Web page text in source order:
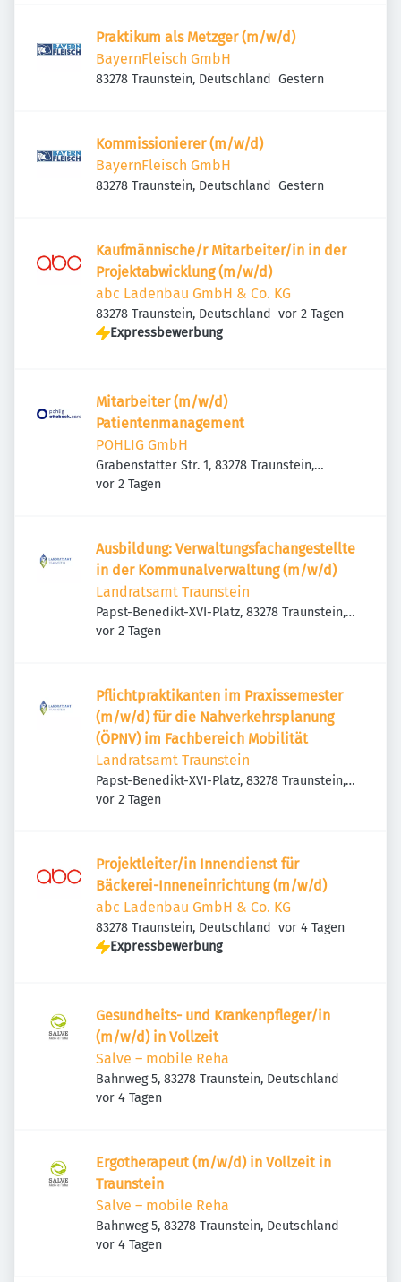
Praktikum als Metzger (m/w/d)
BayernFleisch GmbH
83278 Traunstein, Deutschland Veröffentlicht
Gestern
Kommissionierer (m/w/d)
BayernFleisch GmbH
83278 Traunstein, Deutschland Veröffentlicht
Gestern
Kaufmännische/r Mitarbeiter/in in der
Projektabwicklung (m/w/d)
abc Ladenbau GmbH & Co. KG
83278 Traunstein, Deutschland Veröffentlicht
vor 2 Tagen
Expressbewerbung
Mitarbeiter (m/w/d)
Patientenmanagement
POHLIG GmbH
Grabenstätter Str. 1, 83278 Traunstein,
Deutschland
Veröffentlicht
vor 2 Tagen
Ausbildung: Verwaltungsfachangestellte
in der Kommunalverwaltung (m/w/d)
Landratsamt Traunstein
Papst-Benedikt-XVI-Platz, 83278 Traunstein,
Deutschland
Veröffentlicht
vor 2 Tagen
Pflichtpraktikanten im Praxissemester
(m/w/d) für die Nahverkehrsplanung
(ÖPNV) im Fachbereich Mobilität
Landratsamt Traunstein
Papst-Benedikt-XVI-Platz, 83278 Traunstein,
Deutschland
Veröffentlicht
vor 2 Tagen
Projektleiter/in Innendienst für
Bäckerei-Inneneinrichtung (m/w/d)
abc Ladenbau GmbH & Co. KG
83278 Traunstein, Deutschland Veröffentlicht
vor 4 Tagen
Expressbewerbung
Gesundheits- und Krankenpfleger/in
(m/w/d) in Vollzeit
Salve – mobile Reha
Bahnweg 5, 83278 Traunstein, Deutschland
Veröffentlicht
vor 4 Tagen
Ergotherapeut (m/w/d) in Vollzeit in
Traunstein
Salve – mobile Reha
Bahnweg 5, 83278 Traunstein, Deutschland
Veröffentlicht
vor 4 Tagen